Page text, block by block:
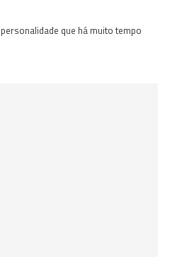
que há muito tempo